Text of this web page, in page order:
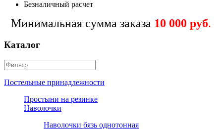
Безналичный расчет
Минимальная сумма заказа 10 000 руб.
Каталог
Постельные принадлежности
Простыни на резинке
Наволочки
Наволочки бязь однотонная